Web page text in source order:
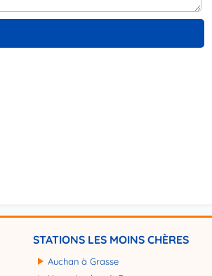
STATIONS LES MOINS CHÈRES
Auchan à Grasse